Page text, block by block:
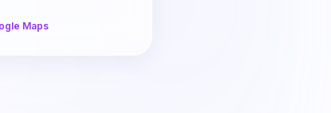
Maps